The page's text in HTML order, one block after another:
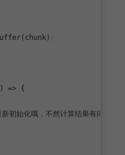
;
=> {
初始化哦，不然计算结果有问题